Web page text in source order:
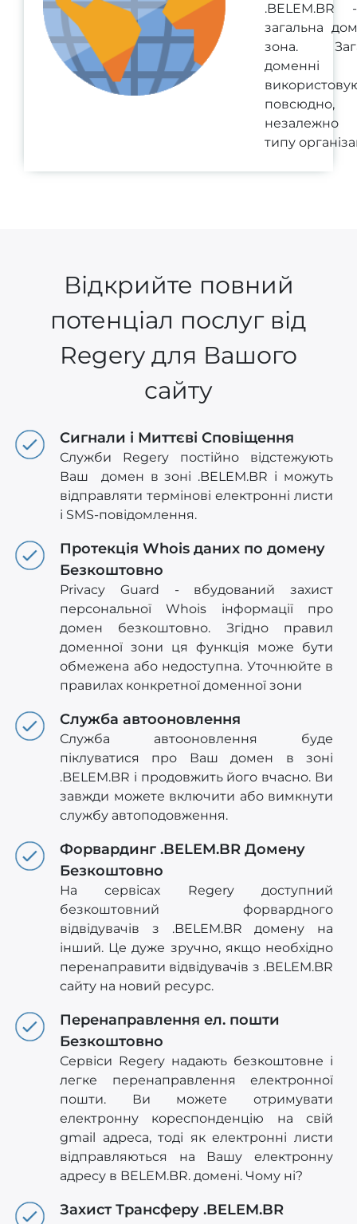
загальна
зона.
доменні
повсюдно,
типу
Відкрийте повний
потенціал послуг від
Regery для Вашого
сайту
Сигнали і Миттєві Сповіщення
Служби Regery постійно відстежують
Ваш домен в зоні .BELEM.BR і можуть
відправляти термінові електронні листи
і SMS-повідомлення.
Протекція Whois даних по домену
Безкоштовно
Privacy Guard - вбудований захист
персональної Whois інформації про
домен безкоштовно. Згідно правил
доменної зони ця функція може бути
обмежена або недоступна. Уточнюйте в
правилах конкретної доменної зони
Служба автооновлення
Служба автооновлення буде
піклуватися про Ваш домен в зоні
.BELEM.BR і продовжить його вчасно. Ви
завжди можете включити або вимкнути
службу автоподовження.
Форвардинг .BELEM.BR Домену
Безкоштовно
На сервісах Regery доступний
безкоштовний форвардного
відвідувачів з .BELEM.BR домену на
інший. Це дуже зручно, якщо необхідно
перенаправити відвідувачів з .BELEM.BR
сайту на новий ресурс.
Перенаправлення ел. пошти
Безкоштовно
Сервіси Regery надають безкоштовне і
легке перенаправлення електронної
пошти. Ви можете отримувати
електронну кореспонденцію на свій
gmail адреса, тоді як електронні листи
відправляються на Вашу електронну
адресу в BELEM.BR. домені. Чому ні?
Захист Трансферу .BELEM.BR